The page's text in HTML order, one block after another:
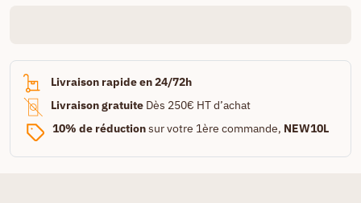
Livraison rapide en 24/72h
Livraison gratuite Dès 250€ HT d’achat
10% de réductionsur votre 1ère commande, NEW10L